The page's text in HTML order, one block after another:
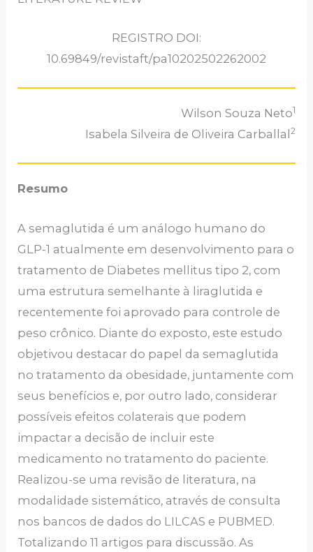
REGISTRO DOI:
10.69849/revistaft/pa10202502262002
Wilson Souza Neto1
Isabela Silveira de Oliveira Carballal 2
Resumo
A semaglutida é um análogo humano do
GLP-1 atualmente em desenvolvimento para o
tratamento de Diabetes mellitus tipo 2, com
uma estrutura semelhante à liraglutida e
recentemente foi aprovado para controle de
peso crônico. Diante do exposto, este estudo
objetivou destacar do papel da semaglutida
no tratamento da obesidade, juntamente com
seus benefícios e, por outro lado, considerar
possíveis efeitos colaterais que podem
impactar a decisão de incluir este
medicamento no tratamento do paciente.
Realizou-se uma revisão de literatura, na
modalidade sistemático, através de consulta
nos bancos de dados do LILCAS e PUBMED.
Totalizando 11 artigos para discussão. As